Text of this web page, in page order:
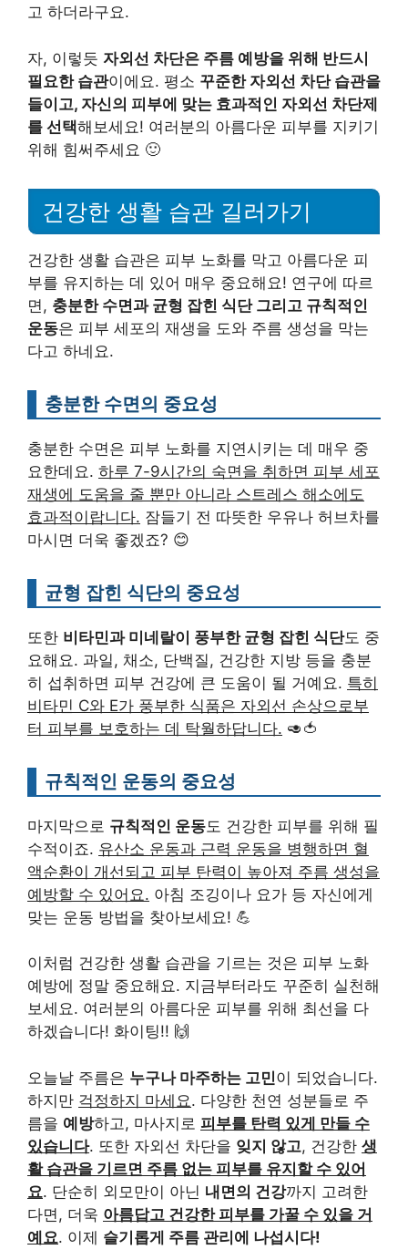
고 하더라구요.
자, 이렇듯 자외선 차단은 주름 예방을 위해 반드시
필요한 습관이에요. 평소 꾸준한 자외선 차단 습관을
들이고, 자신의 피부에 맞는 효과적인 자외선 차단제
를 선택해보세요! 여러분의 아름다운 피부를 지키기
위해 힘써주세요 🙂
건강한 생활 습관 길러가기
건강한 생활 습관은 피부 노화를 막고 아름다운 피
부를 유지하는 데 있어 매우 중요해요! 연구에 따르
면, 충분한 수면과 균형 잡힌 식단 그리고 규칙적인
운동은 피부 세포의 재생을 도와 주름 생성을 막는
다고 하네요.
충분한 수면의 중요성
충분한 수면은 피부 노화를 지연시키는 데 매우 중
요한데요. 하루 7-9시간의 숙면을 취하면 피부 세포
재생에 도움을 줄 뿐만 아니라 스트레스 해소에도
효과적이랍니다. 잠들기 전 따뜻한 우유나 허브차를
마시면 더욱 좋겠죠? 😊
균형 잡힌 식단의 중요성
또한 비타민과 미네랄이 풍부한 균형 잡힌 식단도 중
요해요. 과일, 채소, 단백질, 건강한 지방 등을 충분
히 섭취하면 피부 건강에 큰 도움이 될 거예요. 특히
비타민 C와 E가 풍부한 식품은 자외선 손상으로부
터 피부를 보호하는 데 탁월하답니다. 🥑🍅
규칙적인 운동의 중요성
마지막으로 규칙적인 운동도 건강한 피부를 위해 필
수적이죠. 유산소 운동과 근력 운동을 병행하면 혈
액순환이 개선되고 피부 탄력이 높아져 주름 생성을
예방할 수 있어요. 아침 조깅이나 요가 등 자신에게
맞는 운동 방법을 찾아보세요! 💪
이처럼 건강한 생활 습관을 기르는 것은 피부 노화
예방에 정말 중요해요. 지금부터라도 꾸준히 실천해
보세요. 여러분의 아름다운 피부를 위해 최선을 다
하겠습니다! 화이팅!! 🙌
오늘날 주름은 누구나 마주하는 고민이 되었습니다.
하지만 걱정하지 마세요. 다양한 천연 성분들로 주
름을 예방하고, 마사지로 피부를 탄력 있게 만들 수
있습니다. 또한 자외선 차단을 잊지 않고, 건강한 생
활 습관을 기르면 주름 없는 피부를 유지할 수 있어
요. 단순히 외모만이 아닌 내면의 건강까지 고려한
다면, 더욱 아름답고 건강한 피부를 가꿀 수 있을 거
예요. 이제 슬기롭게 주름 관리에 나섭시다!